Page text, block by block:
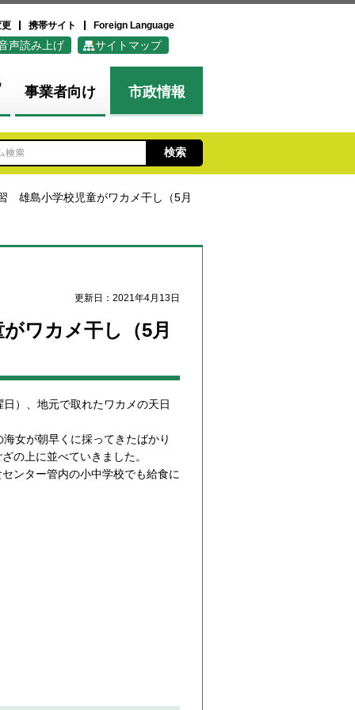
携帯サイト Foreign Language
声読み上げ サイトマップ
事業者向け 市政情報
雄島小学校児童がワカメ干し（5月
更新日：2021年4月13日
ワカメ干し（5月
）、地元で取れたワカメの天日
女が朝早くに採ってきたばかり
の上に並べていきました。
ンター管内の小中学校でも給食に